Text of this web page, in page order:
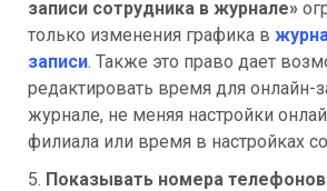
записи сотрудника в журнале»
только изменения графика в
записи. Также это право дает
редактировать время для онлайн-
журнале, не меняя настройки
филиала или время в настройках
5. Показывать номера телефонов